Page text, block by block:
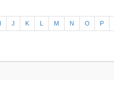
J K L M N O P